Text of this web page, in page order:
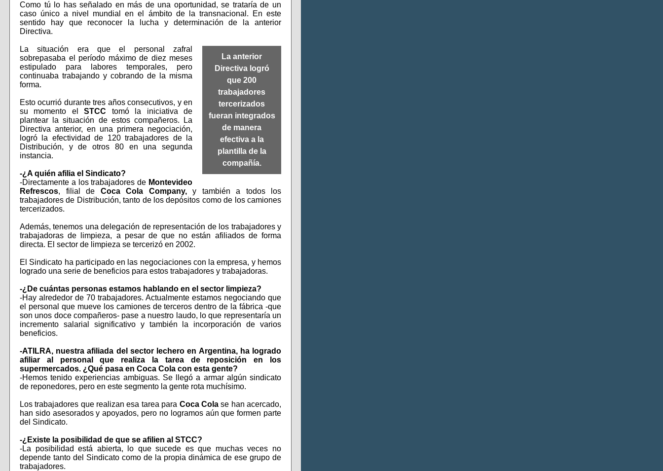
Como tú lo has señalado en más de una oportunidad, se trataría de un
caso único a nivel mundial en el ámbito de la transnacional. En este
sentido hay que reconocer la lucha y determinación de la anterior
Directiva.
La anterior
Directiva logró
que 200
trabajadores
tercerizados
fueran integrados
de manera
efectiva a la
plantilla de la
compañía.
La situación era que el personal zafral
sobrepasaba el período máximo de diez meses
estipulado para labores temporales, pero
continuaba trabajando y cobrando de la misma
forma.
Esto ocurrió durante tres años consecutivos, y en
su momento elSTCC tomó la iniciativa de
plantear la situación de estos compañeros. La
Directiva anterior, en una primera negociación,
logró la efectividad de 120 trabajadores de la
Distribución, y de otros 80 en una segunda
instancia.
-¿A quién afilia el Sindicato?
-Directamente a los trabajadores de Montevideo
Refrescos, filial de Coca Cola Company, y también a todos los
trabajadores de Distribución, tanto de los depósitos como de los camiones
tercerizados.
Además, tenemos una delegación de representación de los trabajadores y
trabajadoras de limpieza, a pesar de que no están afiliados de forma
directa. El sector de limpieza se tercerizó en 2002.
El Sindicato ha participado en las negociaciones con la empresa, y hemos
logrado una serie de beneficios para estos trabajadores y trabajadoras.
-¿De cuántas personas estamos hablando en el sector limpieza?
-Hay alrededor de 70 trabajadores. Actualmente estamos negociando que
el personal que mueve los camiones de terceros dentro de la fábrica -que
son unos doce compañeros- pase a nuestro laudo, lo que representaría un
incremento salarial significativo y también la incorporación de varios
beneficios.
-ATILRA, nuestra afiliada del sector lechero en Argentina, ha logrado
afiliar al personal que realiza la tarea de reposición en los
supermercados. ¿Qué pasa en Coca Cola con esta gente?
-Hemos tenido experiencias ambiguas. Se llegó a armar algún sindicato
de reponedores, pero en este segmento la gente rota muchísimo.
Los trabajadores que realizan esa tarea para Coca Colase han acercado,
han sido asesorados y apoyados, pero no logramos aún que formen parte
del Sindicato.
-¿Existe la posibilidad de que se afilien al STCC?
-La posibilidad está abierta, lo que sucede es que muchas veces no
depende tanto del Sindicato como de la propia dinámica de ese grupo de
trabajadores.